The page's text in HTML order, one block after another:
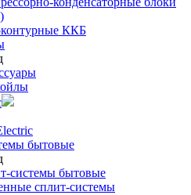
ККБ
бытовые
системы бытовые
сплит-системы